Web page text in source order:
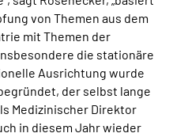
von Themen aus dem
mit Themen der
die stationäre
Ausrichtung wurde
der selbst lange
Medizinischer Direktor
in diesem Jahr wieder